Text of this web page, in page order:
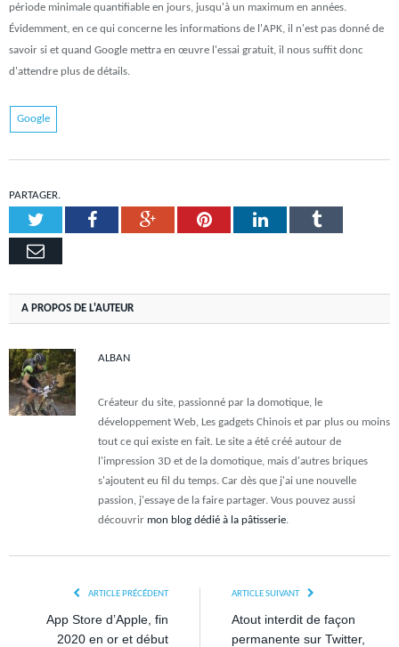
période minimale quantifiable en jours, jusqu'à un maximum en années.
Évidemment, en ce qui concerne les informations de l'APK, il n'est pas donné de
savoir si et quand Google mettra en œuvre l'essai gratuit, il nous suffit donc
d'attendre plus de détails.
Google
PARTAGER.
TwitterFacebookGoogle+PinterestLinkedInTumblr
Email
A PROPOS DE L'AUTEUR
ALBAN
Créateur du site, passionné par la domotique, le
développement Web, Les gadgets Chinois et par plus ou moins
tout ce qui existe en fait. Le site a été créé autour de
l'impression 3D et de la domotique, mais d'autres briques
s'ajoutent eu fil du temps. Car dès que j'ai une nouvelle
passion, j'essaye de la faire partager. Vous pouvez aussi
découvrir mon blog dédié à la pâtisserie.
ARTICLE PRÉCÉDENT
App Store d’Apple, fin
2020 en or et début
ARTICLE SUIVANT
Atout interdit de façon
permanente sur Twitter,